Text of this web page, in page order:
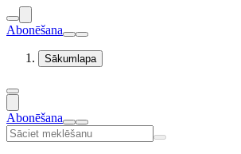
Abonēšana
Sākumlapa
Abonēšana